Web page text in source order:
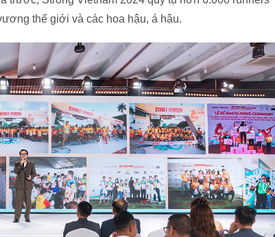
thế giới và các hoa hậu, á hậu.